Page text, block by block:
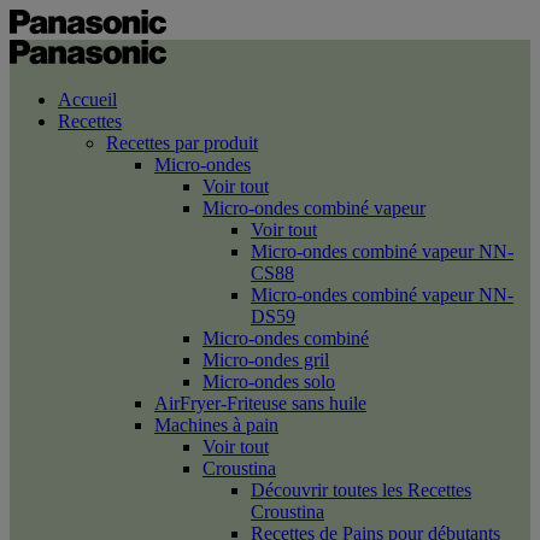
Accueil
Recettes
Recettes par produit
Micro-ondes
Voir tout
Micro-ondes combiné vapeur
Voir tout
Micro-ondes combiné vapeur NN-
CS88
Micro-ondes combiné vapeur NN-
DS59
Micro-ondes combiné
Micro-ondes gril
Micro-ondes solo
AirFryer-Friteuse sans huile
Machines à pain
Voir tout
Croustina
Découvrir toutes les Recettes
Croustina
Recettes de Pains pour débutants